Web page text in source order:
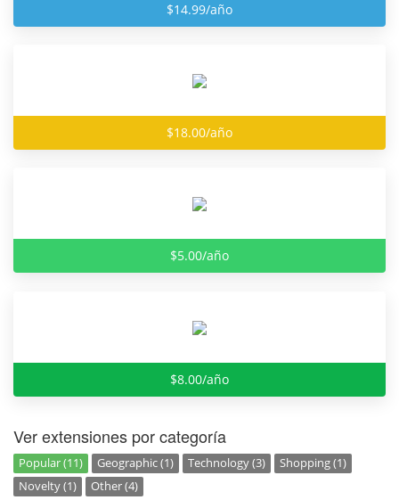
$14.99/año
$18.00/año
$5.00/año
$8.00/año
Ver extensiones por categoría
Popular (11) Geographic (1) Technology (3)
Shopping (1)
Novelty (1)
Other (4)